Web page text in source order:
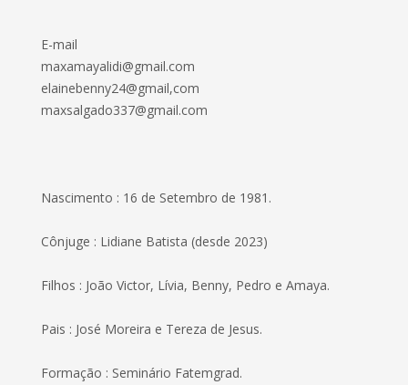
E-mail
maxamayalidi@gmail.com
elainebenny24@gmail,com
maxsalgado337@gmail.com
Nascimento : 16 de Setembro de 1981.
Cônjuge : Lidiane Batista (desde 2023)
Filhos : João Victor, Lívia, Benny, Pedro e Amaya.
Pais : José Moreira e Tereza de Jesus.
Formação : Seminário Fatemgrad.